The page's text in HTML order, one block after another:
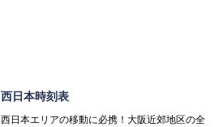
西日本時刻表
西日本エリアの移動に必携！大阪近郊地区の全